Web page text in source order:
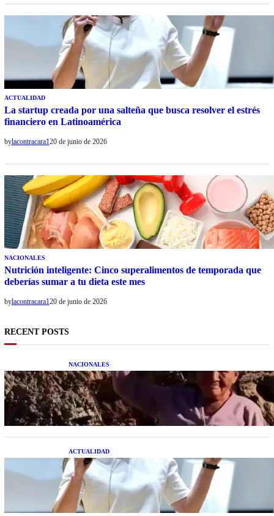
ACTUALIDAD
La startup creada por una salteña que busca resolver el estrés
financiero en Latinoamérica
bylacontracara120 de junio de 2026
NACIONALES
Nutrición inteligente: Cinco superalimentos de temporada que
deberías sumar a tu dieta este mes
bylacontracara120 de junio de 2026
RECENT POSTS
NACIONALES
Una mujer asegura haber peleado con un
extraterrestre cuerpo a cuerpo
ACTUALIDAD
La startup creada por una salteña que busca
resolver el estrés financiero en Latinoamérica